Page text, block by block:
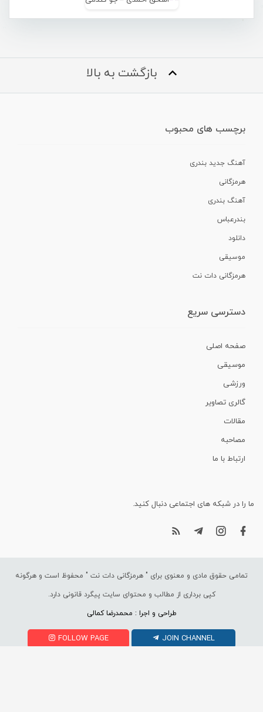
بازگشت به بالا
برچسب های محبوب
آهنگ جدید بندری
هرمزگانی
آهنگ بندری
بندرعباس
دانلود
موسیقی
هرمزگانی دات نت
دسترسی سریع
صفحه اصلی
موسیقی
ورزشی
گالری تصاویر
مقالات
مصاحبه
ارتباط با ما
ما را در شبکه های اجتماعی دنبال کنید.
تمامی حقوق مادی و معنوی برای " هرمزگانی دات نت " محفوظ است و هرگونه
کپی برداری از مطالب و محتوای سایت پیگرد قانونی دارد.
طراحی و اجرا : محمدرضا کمالی
FOLLOW PAGE JOIN CHANNEL